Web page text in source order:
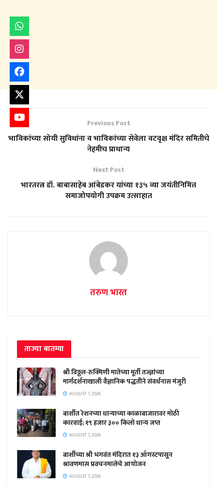
Previous Post
भाविकांच्या सोयी सुविधांना व भाविकांच्या सेवेला वटवृक्ष मंदिर समितीचे
नेहमीच प्राधान्य
Next Post
भारतरत्न डॉ. बाबासाहेब आंबेडकर यांच्या १३५ व्या जयंतीनिमित्त
समाजोपयोगी उपक्रम उत्साहात
तरुण भारत
ताज्या बातम्या
श्री विठ्ठल-रुक्मिणी मातेच्या मूर्ती तज्ज्ञांच्या
मार्गदर्शनाखाली वैज्ञानिक पद्धतीने संवर्धनास मंजुरी
AUGUST 7, 2026
बार्शीत रेशनच्या धान्याच्या काळाबाजारावर मोठी
कारवाई; १९ हजार ३०० किलो धान्य जप्त
AUGUST 7, 2026
बार्शीच्या श्री भगवंत मंदिरात १३ ऑगस्टपासून
श्रावणमास प्रवचनमालेचे आयोजन
AUGUST 7, 2026